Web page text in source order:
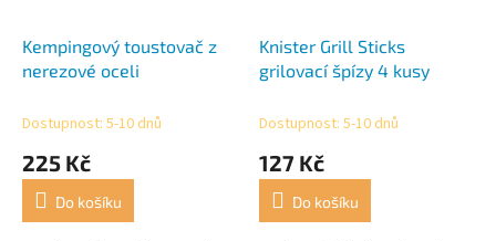
Kempingový toustovač z
nerezové oceli
Dostupnost: 5-10 dnů
225 Kč
Do košíku
Knister Grill Sticks
grilovací špízy 4 kusy
Dostupnost: 5-10 dnů
127 Kč
Do košíku